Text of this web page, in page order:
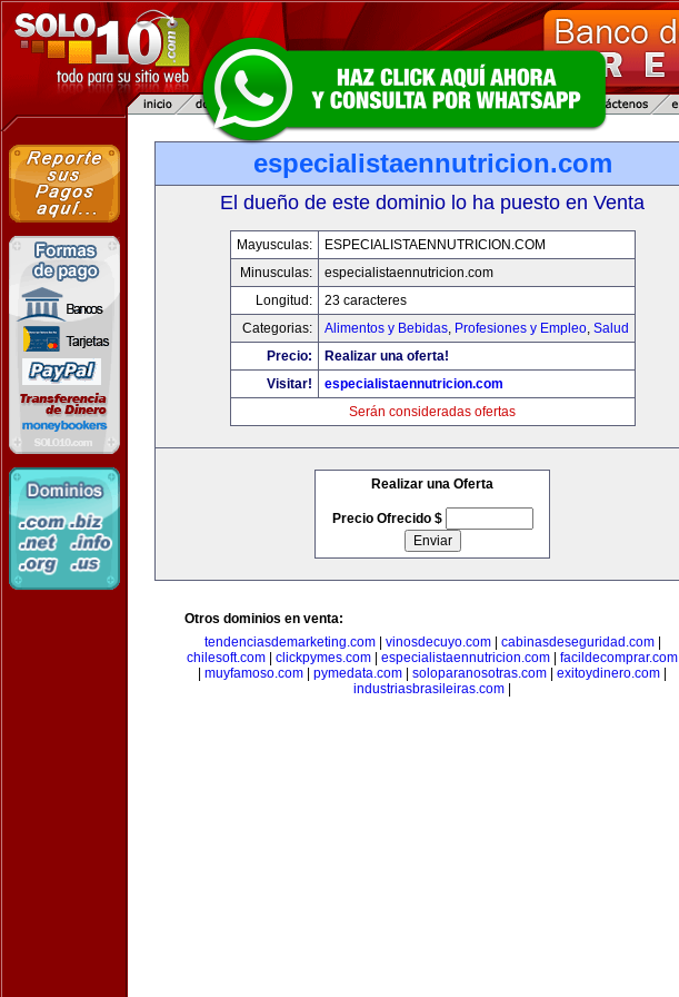
especialistaennutricion.com
El dueño de este dominio lo ha puesto en Venta
Mayusculas:
ESPECIALISTAENNUTRICION.COM
Minusculas:
especialistaennutricion.com
Longitud:
23 caracteres
Categorias:
Alimentos y Bebidas, Profesiones y Empleo, Salud
Precio:
Realizar una oferta!
Visitar!
especialistaennutricion.com
Serán consideradas ofertas
Realizar una Oferta
Precio Ofrecido $
Otros dominios en venta:
tendenciasdemarketing.com| vinosdecuyo.com| cabinasdeseguridad.com|
chilesoft.com
clickpymes.com especialistaennutricion.com
facildecomprar.com
muyfamoso.com pymedata.com soloparanosotras.com exitoydinero.com
industriasbrasileiras.com